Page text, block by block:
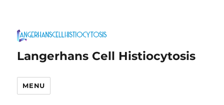
Langerhans Cell Histiocytosis
MENU